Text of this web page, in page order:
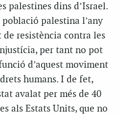
palestines dins d’Israel.
palestina l’any
de resistència contra les
per tant no pot
d’aquest moviment
humans. I de fet,
avalat per més de 40
als Estats Units, que no